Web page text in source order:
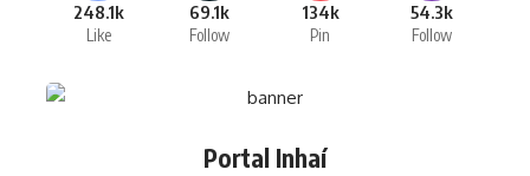
248.1k
Like
69.1k
Follow
134k
Pin
54.3k
Follow
Portal Inhaí